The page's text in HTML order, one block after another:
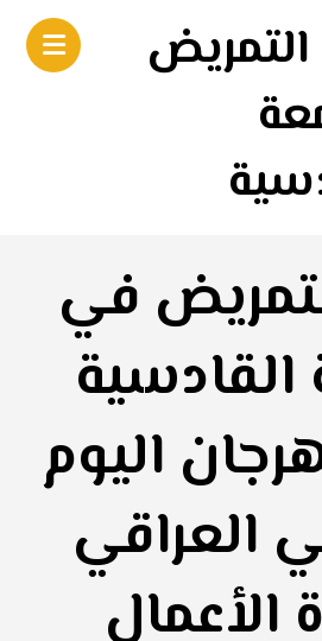
في
اليوم
العراقي
الأعمال